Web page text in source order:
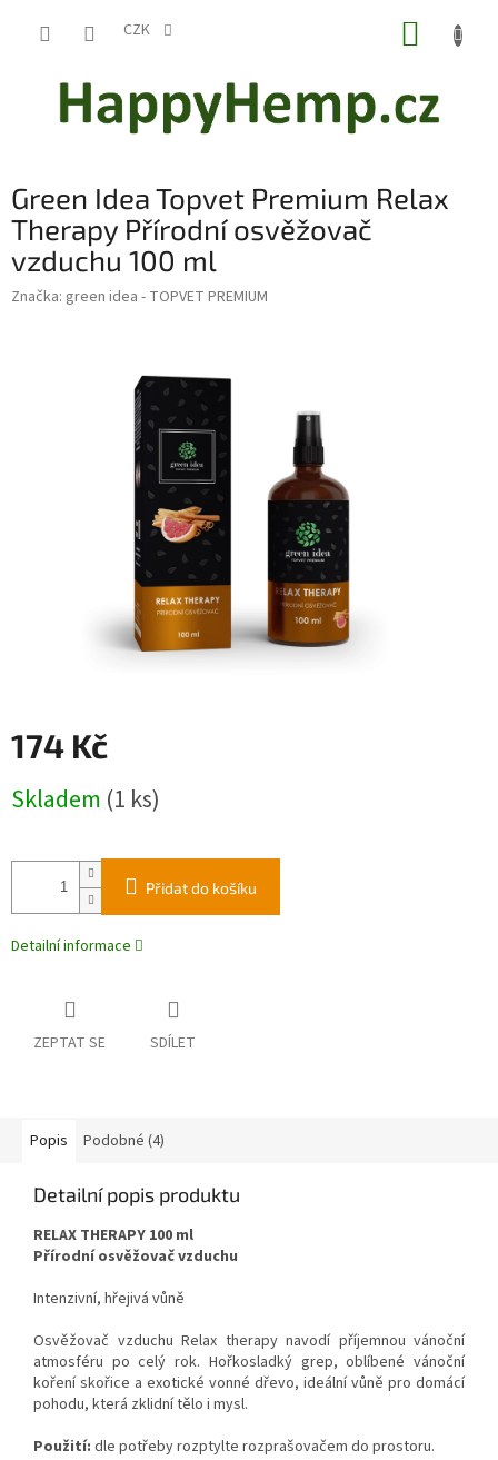
CZK
Green Idea Topvet Premium Relax
Therapy Přírodní osvěžovač
vzduchu 100 ml
Značka: green idea - TOPVET PREMIUM
174 Kč
cena:
Skladem (1 ks)
Přidat do košíku
Detailní informace
ZEPTAT SE SDÍLET
Popis Podobné (4)
Detailní popis produktu
RELAX THERAPY 100 ml
Přírodní osvěžovač vzduchu
Intenzivní, hřejivá vůně
Osvěžovač vzduchu Relax therapy navodí příjemnou vánoční
atmosféru po celý rok. Hořkosladký grep, oblíbené vánoční
koření skořice a exotické vonné dřevo, ideální vůně pro domácí
pohodu, která zklidní tělo i mysl.
Použití: dle potřeby rozptylte rozprašovačem do prostoru.